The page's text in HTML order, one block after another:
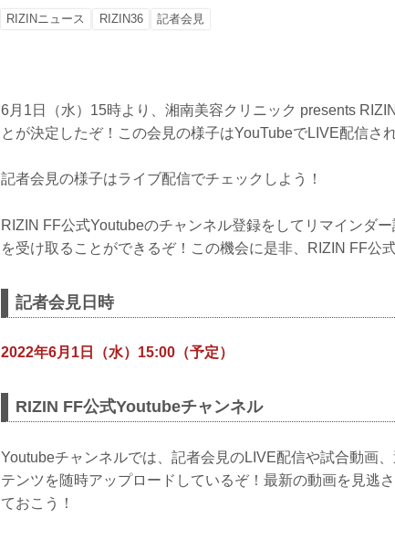
RIZINニュース RIZIN36 記者会見
6月1日（水）15時より、湘南美容クリニック presents
とが決定したぞ！この会見の様子はYouTubeでLIVE配信され
記者会見の様子はライブ配信でチェックしよう！
RIZIN FF公式Youtubeのチャンネル登録をしてリマインダ
を受け取ることができるぞ！この機会に是非、RIZIN FF公
記者会見日時
2022年6月1日（水）15:00（予定）
RIZIN FF公式Youtubeチャンネル
Youtubeチャンネルでは、記者会見のLIVE配信や試合動画
テンツを随時アップロードしているぞ！最新の動画を見逃
ておこう！